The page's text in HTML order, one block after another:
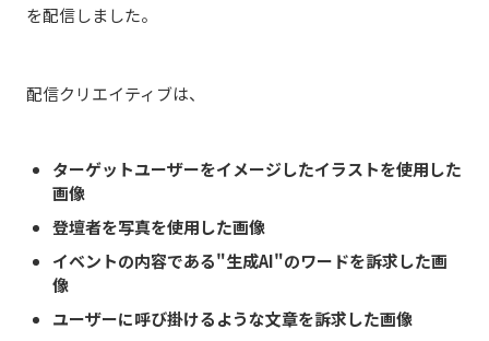
を配信しました。
配信クリエイティブは、
ターゲットユーザーをイメージしたイラストを使用した
画像
登壇者を写真を使用した画像
イベントの内容である"生成AI"のワードを訴求した画
像
ユーザーに呼び掛けるような文章を訴求した画像